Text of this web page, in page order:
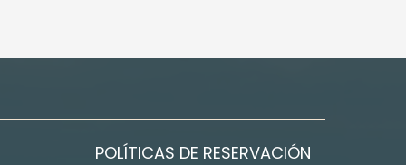
POLÍTICAS DE RESERVACIÓN